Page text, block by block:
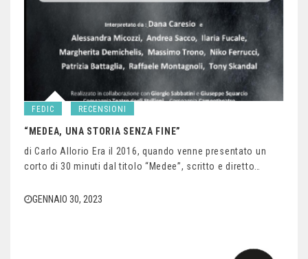
FEDIC RECENSIONI
“MEDEA, UNA STORIA SENZA FINE”
di Carlo Allorio Era il 2016, quando venne presentato un
corto di 30 minuti dal titolo “Medee”, scritto e diretto…
GENNAIO 30, 2023